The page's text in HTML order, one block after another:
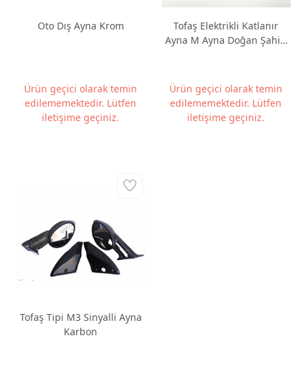
Oto Dış Ayna Krom
Ürün geçici olarak temin
edilememektedir. Lütfen
iletişime geçiniz.
Tofaş Elektrikli Katlanır
Ayna M Ayna Doğan Şahin
Ürün geçici olarak temin
edilememektedir. Lütfen
iletişime geçiniz.
Tofaş Tipi M3 Sinyalli Ayna
Karbon